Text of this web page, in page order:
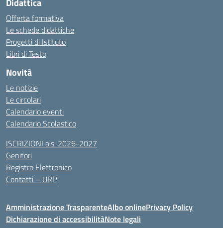
Didattica
Offerta formativa
Le schede didattiche
Progetti di Istituto
Libri di Testo
Novità
Le notizie
Le circolari
Calendario eventi
Calendario Scolastico
ISCRIZIONI a.s. 2026-2027
Genitori
Registro Elettronico
Contatti – URP
Amministrazione TrasparenteAlbo onlinePrivacy Policy
Dichiarazione di accessibilitàNote legali